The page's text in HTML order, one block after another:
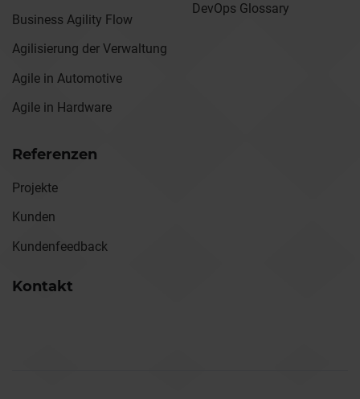
Business Agility Flow
Agilisierung der Verwaltung
Agile in Automotive
Agile in Hardware
DevOps Glossary
Referenzen
Projekte
Kunden
Kundenfeedback
Kontakt